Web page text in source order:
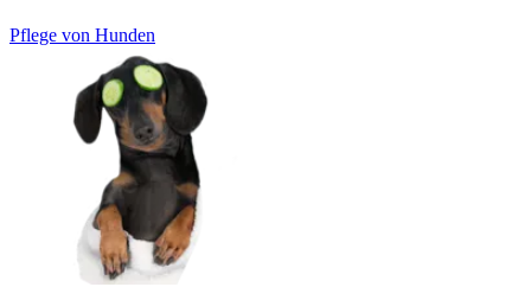
Pflege von Hunden